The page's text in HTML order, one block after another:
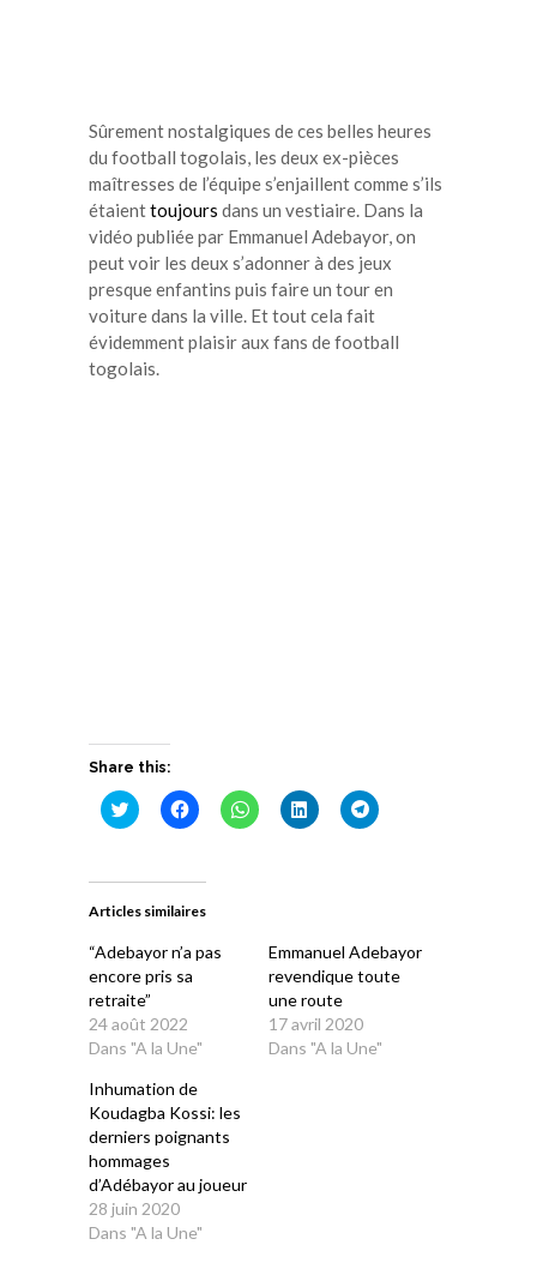
Sûrement nostalgiques de ces belles heures
du football togolais, les deux ex-pièces
maîtresses de l’équipe s’enjaillent comme s’ils
étaienttoujours dans un vestiaire. Dans la
vidéo publiée par Emmanuel Adebayor, on
peut voir les deux s’adonner à des jeux
presque enfantins puis faire un tour en
voiture dans la ville. Et tout cela fait
évidemment plaisir aux fans de football
togolais.
Share this:
Cliquez
pour
dans
nouvelle
Cliquez
pour
dans
nouvelle
Cliquez
pour
Cliquez
pour
Cliquez
pour
Articles similaires
“Adebayor n’a pas
encore pris sa
retraite”
24 août 2022
Dans "A la Une"
Emmanuel Adebayor
revendique toute
une route
17 avril 2020
Dans "A la Une"
Inhumation de
Koudagba Kossi: les
derniers poignants
hommages
d’Adébayor au joueur
28 juin 2020
Dans "A la Une"